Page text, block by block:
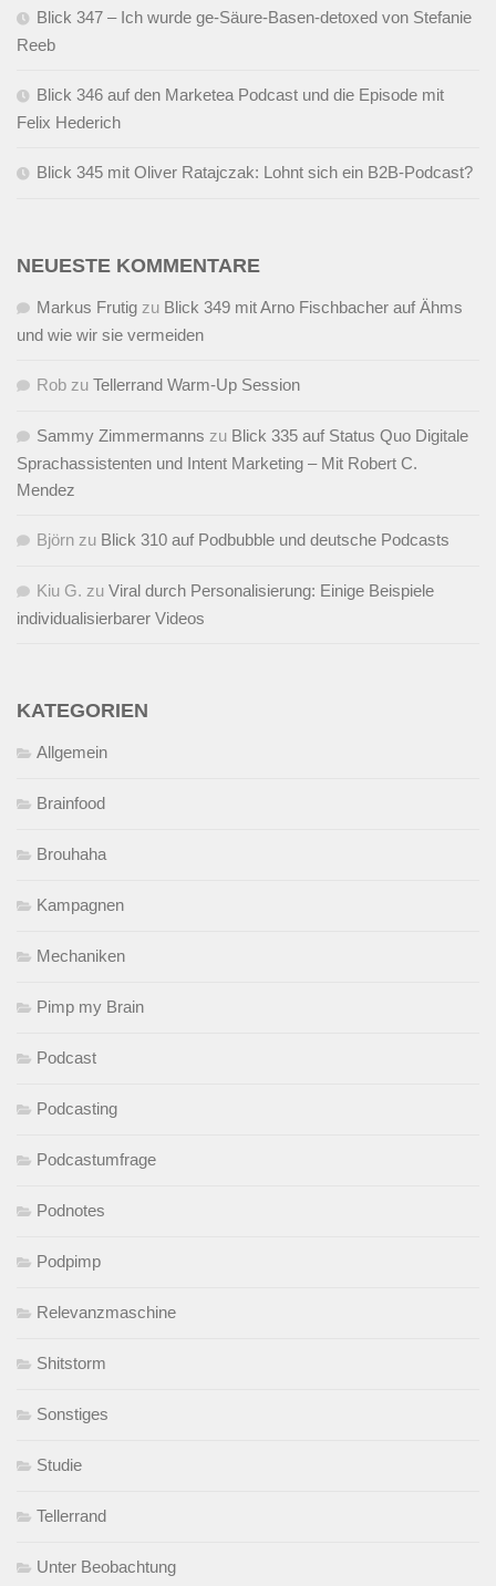
Blick 347 – Ich wurde ge-Säure-Basen-detoxed von Stefanie
Reeb
Blick 346 auf den Marketea Podcast und die Episode mit
Felix Hederich
Blick 345 mit Oliver Ratajczak: Lohnt sich ein B2B-Podcast?
NEUESTE KOMMENTARE
Markus Frutig zu Blick 349 mit Arno Fischbacher auf Ähms
und wie wir sie vermeiden
Rob zu Tellerrand Warm-Up Session
Sammy Zimmermanns zu Blick 335 auf Status Quo Digitale
Sprachassistenten und Intent Marketing – Mit Robert C.
Mendez
Björn zu Blick 310 auf Podbubble und deutsche Podcasts
Kiu G. zu Viral durch Personalisierung: Einige Beispiele
individualisierbarer Videos
KATEGORIEN
Allgemein
Brainfood
Brouhaha
Kampagnen
Mechaniken
Pimp my Brain
Podcast
Podcasting
Podcastumfrage
Podnotes
Podpimp
Relevanzmaschine
Shitstorm
Sonstiges
Studie
Tellerrand
Unter Beobachtung